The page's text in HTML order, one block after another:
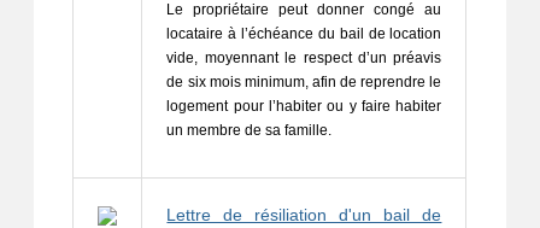
Le propriétaire peut donner congé au
locataire à l’échéance du bail de location
vide, moyennant le respect d’un préavis
de six mois minimum, afin de reprendre le
logement pour l’habiter ou y faire habiter
un membre de sa famille.
Lettre de résiliation d'un bail de